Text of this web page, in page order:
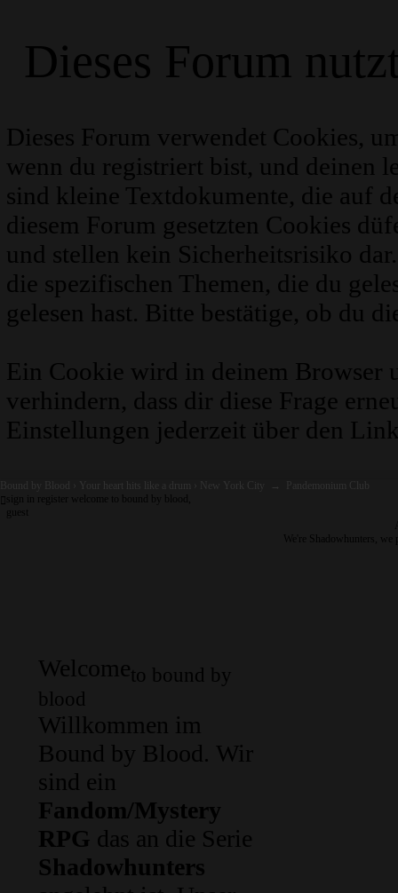
Dieses Forum
Dieses Forum verwendet Cookies,
wenn du registriert bist, und deinen
sind kleine Textdokumente, die auf
diesem Forum gesetzten Cookies
und stellen kein Sicherheitsrisiko
die spezifischen Themen, die du
gelesen hast. Bitte bestätige, ob du
Ein Cookie wird in deinem Browser
verhindern, dass dir diese Frage
Einstellungen jederzeit über den
Bound by Blood › Your heart hits like a drum › New York City →
Pandemonium Club
sign in register welcome to bound by blood,
guest
We're Shadowhunters,
Welcometo bound by
blood
Willkommen im
Bound by Blood. Wir
sind ein
Fandom/Mystery
RPG das an die Serie
Shadowhunters